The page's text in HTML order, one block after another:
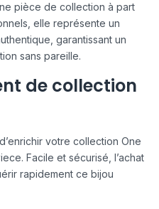
pièce de collection à part
elle représente un
garantissant un
sans pareille.
de collection
votre collection One
Facile et sécurisé, l’achat
rapidement ce bijou